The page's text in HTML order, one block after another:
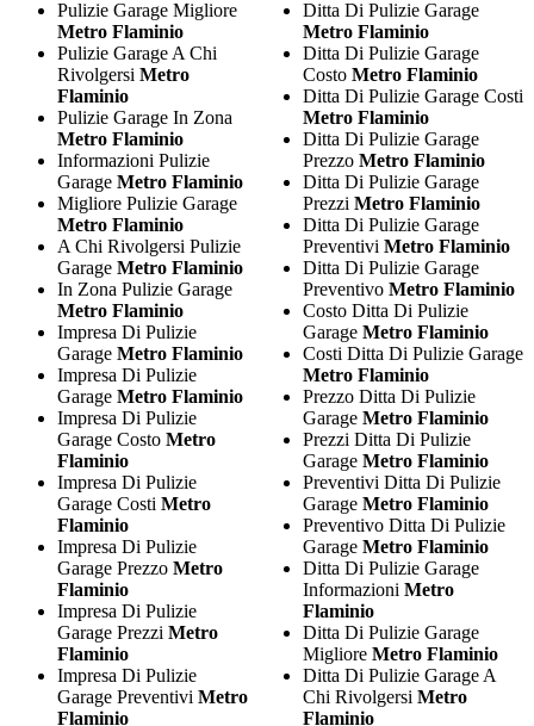
Pulizie Garage Migliore
Metro Flaminio
Pulizie Garage A Chi
Rivolgersi Metro
Flaminio
Pulizie Garage In Zona
Metro Flaminio
Informazioni Pulizie
Garage Metro Flaminio
Migliore Pulizie Garage
Metro Flaminio
A Chi Rivolgersi Pulizie
Garage Metro Flaminio
In Zona Pulizie Garage
Metro Flaminio
Impresa Di Pulizie
Garage Metro Flaminio
Impresa Di Pulizie
Garage Metro Flaminio
Impresa Di Pulizie
Garage Costo Metro
Flaminio
Impresa Di Pulizie
Garage Costi Metro
Flaminio
Impresa Di Pulizie
Garage Prezzo Metro
Flaminio
Impresa Di Pulizie
Garage Prezzi Metro
Flaminio
Impresa Di Pulizie
Garage Preventivi Metro
Flaminio
Ditta Di Pulizie Garage
Metro Flaminio
Ditta Di Pulizie Garage
Costo Metro Flaminio
Ditta Di Pulizie Garage Costi
Metro Flaminio
Ditta Di Pulizie Garage
Prezzo Metro Flaminio
Ditta Di Pulizie Garage
Prezzi Metro Flaminio
Ditta Di Pulizie Garage
Preventivi Metro Flaminio
Ditta Di Pulizie Garage
Preventivo Metro Flaminio
Costo Ditta Di Pulizie
Garage Metro Flaminio
Costi Ditta Di Pulizie Garage
Metro Flaminio
Prezzo Ditta Di Pulizie
Garage Metro Flaminio
Prezzi Ditta Di Pulizie
Garage Metro Flaminio
Preventivi Ditta Di Pulizie
Garage Metro Flaminio
Preventivo Ditta Di Pulizie
Garage Metro Flaminio
Ditta Di Pulizie Garage
Informazioni Metro
Flaminio
Ditta Di Pulizie Garage
Migliore Metro Flaminio
Ditta Di Pulizie Garage A
Chi Rivolgersi Metro
Flaminio